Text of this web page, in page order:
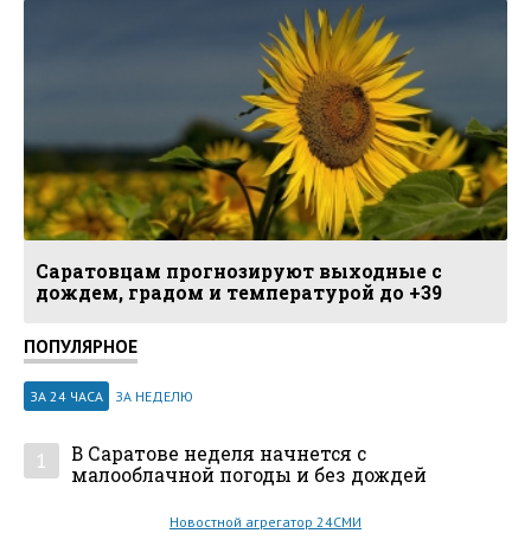
Саратовцам прогнозируют выходные с
дождем, градом и температурой до +39
ПОПУЛЯРНОЕ
ЗА 24 ЧАСА ЗА НЕДЕЛЮ
1
В Саратове неделя начнется с
малооблачной погоды и без дождей
Новостной агрегатор 24СМИ